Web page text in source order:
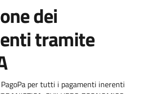
dei
tramite
per tutti i pagamenti inerenti